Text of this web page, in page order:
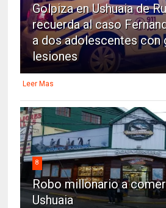
Golpiza en Ushuaia de
recuerda al caso
a dos adolescentes con
lesiones
Leer Mas
8
Robo millonario a
Ushuaia